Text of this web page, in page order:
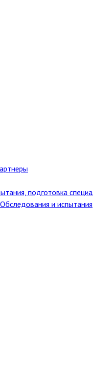
подготовка
Обследования и испытания